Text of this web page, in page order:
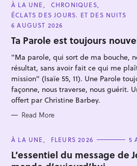
C
A
T
E
G
O
R
E
À LA UNE
CHRONIQUES
ÉCLATS DES JOURS. ET DES NUITS
6 AUGUST 2026
Ta Parole est toujours
"Ma parole, qui sort de ma bouche,
résultat, sans avoir fait ce qui me
mission" (Isaïe 55, 11). Une Parole
façonne, nous traverse, nous guérit.
offert par Christine Barbey.
Read More
C
T
E
À LA UNE FLEURS 2026 5
L’essentiel du message de
e
a
r
c
h
f
o
r
: